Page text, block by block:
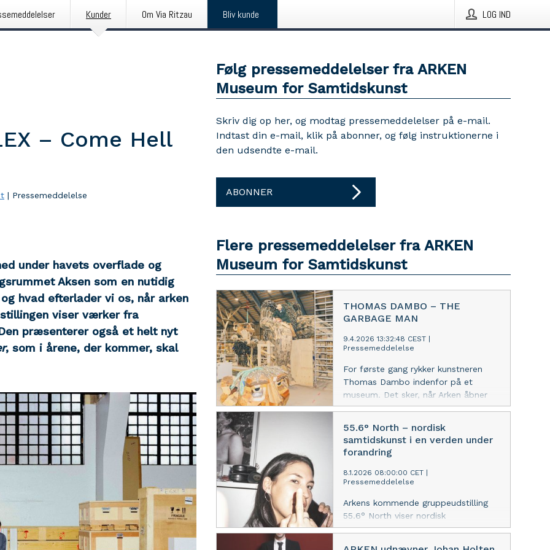
Kunder Om Via Ritzau Bliv kunde LOG IND
– Come Hell
| Pressemeddelelse
under havets overflade og
Aksen som en nutidig
hvad efterlader vi os, når arken
viser værker fra
præsenterer også et helt nyt
, som i årene, der kommer, skal
Følg pressemeddelelser fra ARKEN
Museum for Samtidskunst
Skriv dig op her, og modtag pressemeddelelser på e-mail.
Indtast din e-mail, klik på abonner, og følg instruktionerne i
den udsendte e-mail.
ABONNER
Flere pressemeddelelser fra ARKEN
Museum for Samtidskunst
THOMAS DAMBO – THE
GARBAGE MAN
9.4.2026 13:32:48 CEST
Pressemeddelelse
For første gang rykker kunstneren
Thomas Dambo indenfor på et
museum. Det sker, når Arken åbner
udstillingen The Garbage Man med
genbrugsmaterialer og skrald.
Udstillingen inviterer os alle til at se
potentialet i, hvad vi smider væk –
og til at bruge skrald som kreativ
inspiration.
55.6° North – nordisk
samtidskunst i en verden under
forandring
8.1.2026 08:00:00 CET
Pressemeddelelse
Arkens kommende gruppeudstilling
55.6° North viser nordisk
samtidskunst, som den udfolder sig